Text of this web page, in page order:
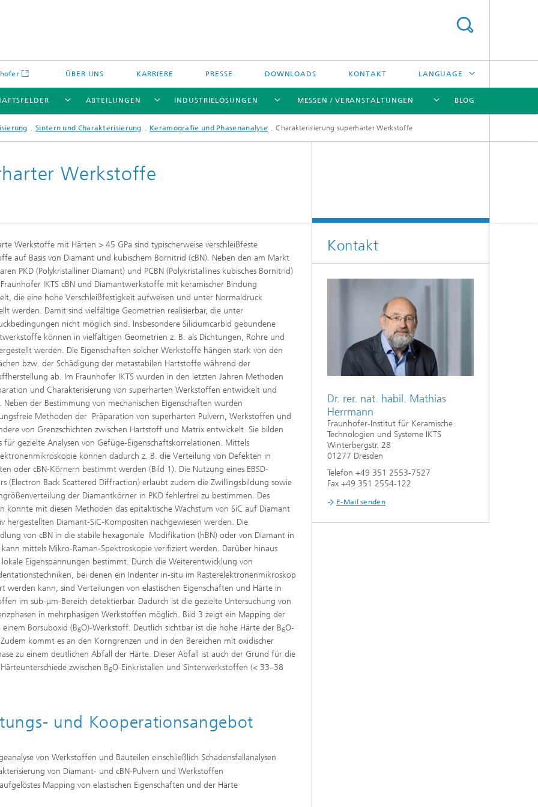
ÜBER UNS KARRIERE PRESSE DOWNLOADS KONTAKT LANGUAGE
ENGLISH
ABTEILUNGEN
und
und Komponenten
Energiespeicher
Oxidkeramik
Verfahren und Bauteile
Energie- und Verfahrenstechnik
Hochtemperaturseparation und
Technologieökonomik und
Nachhaltigkeitsanalyse
INDUSTRIELÖSUNGEN MESSEN / VERANSTALTUNGEN BLOG
Sintern und Charakterisierung Keramografie und Phasenanalyse Charakterisierung superharter Werkstoffe
Werkstoffe
Werkstoffe mit Härten > 45 GPa sind typischerweise verschleißfeste
auf Basis von Diamant und kubischem Bornitrid (cBN). Neben den am Markt
PKD (Polykristalliner Diamant) und PCBN (Polykristallines kubisches Bornitrid)
IKTS cBN und Diamantwerkstoffe mit keramischer Bindung
die eine hohe Verschleißfestigkeit aufweisen und unter Normaldruck
werden. Damit sind vielfältige Geometrien realisierbar, die unter
nicht möglich sind. Insbesondere Siliciumcarbid gebundene
können in vielfältigen Geometrien z. B. als Dichtungen, Rohre und
werden. Die Eigenschaften solcher Werkstoffe hängen stark von den
bzw. der Schädigung der metastabilen Hartstoffe während der
ab. Im Fraunhofer IKTS wurden in den letzten Jahren Methoden
und Charakterisierung von superharten Werkstoffen entwickelt und
Neben der Bestimmung von mechanischen Eigenschaften wurden
Methoden der Präparation von superharten Pulvern, Werkstoffen und
von Grenzschichten zwischen Hartstoff und Matrix entwickelt. Sie bilden
für gezielte Analysen von Gefüge-Eigenschaftskorrelationen. Mittels
können dadurch z. B. die Verteilung von Defekten in
oder cBN-Körnern bestimmt werden (Bild 1). Die Nutzung eines EBSD-
(Electron Back Scattered Diffraction) erlaubt zudem die Zwillingsbildung sowie
der Diamantkörner in PKD fehlerfrei zu bestimmen. Des
konnte mit diesen Methoden das epitaktische Wachstum von SiC auf Diamant
hergestellten Diamant-SiC-Kompositen nachgewiesen werden. Die
von cBN in die stabile hexagonale Modifikation (hBN) oder von Diamant in
mittels Mikro-Raman-Spektroskopie verifiziert werden. Darüber hinaus
Eigenspannungen bestimmt. Durch die Weiterentwicklung von
bei denen ein Indenter in-situ im Rasterelektronenmikroskop
werden kann, sind Verteilungen von elastischen Eigenschaften und Härte in
im sub-μm-Bereich detektierbar. Dadurch ist die gezielte Untersuchung von
in mehrphasigen Werkstoffen möglich. Bild 3 zeigt ein Mapping der
einem Borsuboxid (B6O)-Werkstoff. Deutlich sichtbar ist die hohe Härte der B6O-
kommt es an den Korngrenzen und in den Bereichen mit oxidischer
zu einem deutlichen Abfall der Härte. Dieser Abfall ist auch der Grund für die
zwischen B6O-Einkristallen und Sinterwerkstoffen (< 33–38
und Kooperationsangebot
von Werkstoffen und Bauteilen einschließlich Schadensfallanalysen
von Diamant- und cBN-Pulvern und Werkstoffen
Mapping von elastischen Eigenschaften und der Härte
Kontakt
Dr. rer. nat. habil. Mathias
Herrmann
Fraunhofer-Institut für Keramische
Technologien und Systeme IKTS
Winterbergstr. 28
01277 Dresden
Telefon +49 351 2553-7527
Fax +49 351 2554-122
E-Mail senden